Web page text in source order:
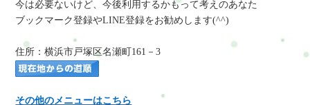
今は必要ないけど、今後利用するかもって考えのあなた
ブックマーク登録やLINE登録をお勧めします(^^)
住所：横浜市戸塚区名瀬町161－3
その他のメニューはこちら